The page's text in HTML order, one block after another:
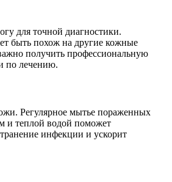
для точной диагностики.
быть похож на другие кожные
получить профессиональную
по лечению.
Регулярное мытье пораженных
и теплой водой поможет
инфекции и ускорит